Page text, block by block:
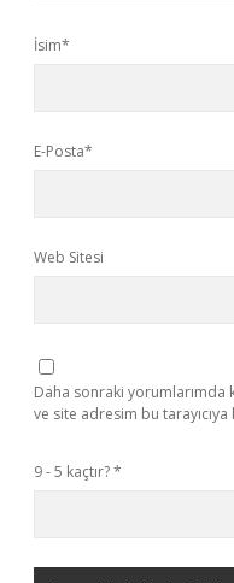
İsim*
E-Posta*
Web Sitesi
Daha sonraki yorumlarımda
ve site adresim bu
9 - 5 kaçtır?*